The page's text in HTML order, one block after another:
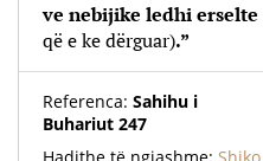
ve nebijike ledhi erselte
që e ke dërguar).”
Referenca: Sahihu i
Buhariut 247